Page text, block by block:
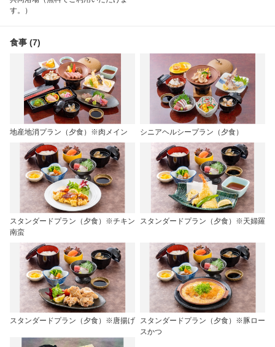
す。）
食事 (7)
地産地消プラン（夕食）※肉メイン シニアヘルシープラン（夕食）
スタンダードプラン（夕食）※チキン
南蛮
スタンダードプラン（夕食）※天婦羅
スタンダードプラン（夕食）※唐揚げ
スタンダードプラン（夕食）※豚ロー
スかつ